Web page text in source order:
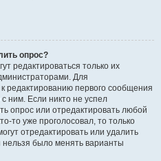
опрос?
редактироваться только их
Для
редактированию первого сообщения
ним. Если никто не успел
опрос или отредактировать любой
то уже проголосовал, то только
отредактировать или удалить
нельзя было менять варианты